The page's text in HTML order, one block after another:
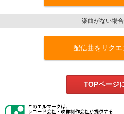
楽曲がない場合
配信曲をリクエ
TOPページ